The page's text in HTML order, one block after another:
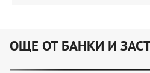
ОЩЕ ОТ БАНКИ И